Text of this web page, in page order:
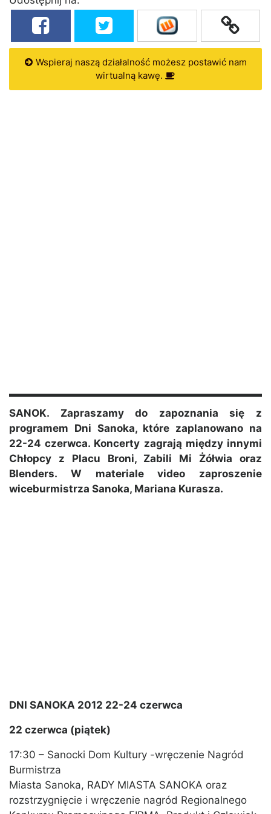
Wspieraj naszą działalność możesz postawić nam
wirtualną kawę.
SANOK. Zapraszamy do zapoznania się z
programem Dni Sanoka, które zaplanowano na
22-24 czerwca. Koncerty zagrają między innymi
Chłopcy z Placu Broni, Zabili Mi Żółwia oraz
Blenders. W materiale video zaproszenie
wiceburmistrza Sanoka, Mariana Kurasza.
DNI SANOKA 2012 22-24 czerwca
22 czerwca (piątek)
17:30 – Sanocki Dom Kultury -wręczenie Nagród
Burmistrza
Miasta Sanoka, RADY MIASTA SANOKA oraz
rozstrzygnięcie i wręczenie nagród Regionalnego